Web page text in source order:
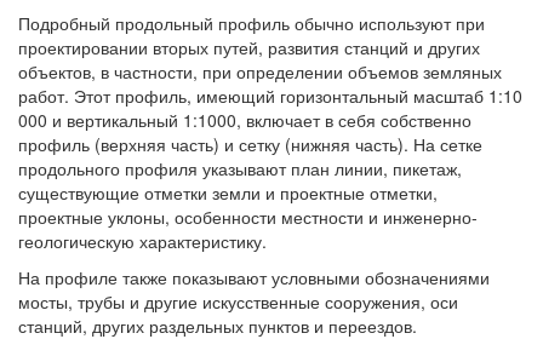
Подробный продольный профиль обычно используют при
проектировании вторых путей, развития станций и других
объектов, в частности, при определении объемов земляных
работ. Этот профиль, имеющий горизонтальный масштаб 1:10
000 и вертикальный 1:1000, включает в себя собственно
профиль (верхняя часть) и сетку (нижняя часть). На сетке
продольного профиля указывают план линии, пикетаж,
существующие отметки земли и проектные отметки,
проектные уклоны, особенности местности и инженерно-
геологическую характеристику.
На профиле также показывают условными обозначениями
мосты, трубы и другие искусственные сооружения, оси
станций, других раздельных пунктов и переездов.